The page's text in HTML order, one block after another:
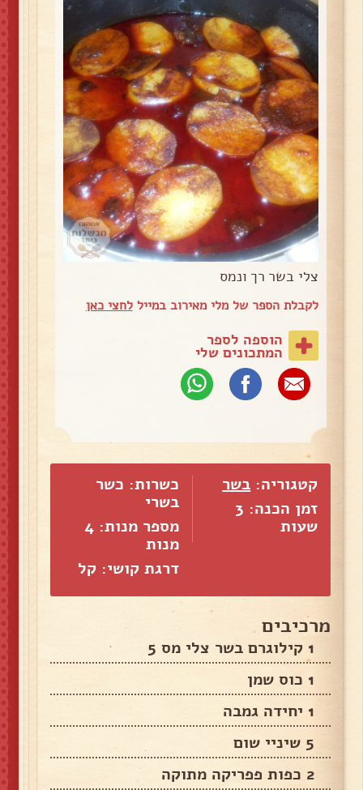
צלי בשר רך ונמס
לקבלת הספר של מלי מאירוב במייללחצי כאן
הוספה לספר
המתכונים שלי
קטגוריה: בשר
זמן הכנה: 3
שעות
כשרות: כשר
בשרי
מספר מנות: 4
מנות
דרגת קושי: קל
מרכיבים
1 קילוגרם בשר צלי מס 5
1 כוס שמן
1 יחידה גמבה
5 שיניי שום
2 כפות פפריקה מתוקה